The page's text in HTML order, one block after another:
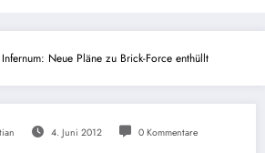
Infernum: Neue Pläne zu Brick-Force enthüllt
4. Juni 2012 0 Kommentare